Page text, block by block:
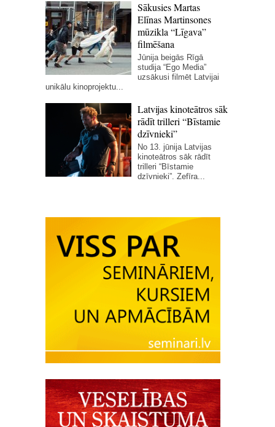
Sākusies Martas
Elīnas Martinsones
mūzikla “Līgava”
filmēšana
Jūnija beigās Rīgā
studija “Ego Media”
uzsākusi filmēt Latvijai
unikālu kinoprojektu...
Latvijas kinoteātros sāk
rādīt trilleri “Bīstamie
dzīvnieki”
No 13. jūnija Latvijas
kinoteātros sāk rādīt
trilleri “Bīstamie
dzīvnieki”. Zefīra...